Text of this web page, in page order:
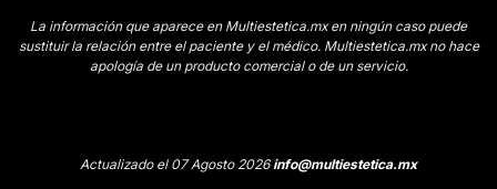
La información que aparece en Multiestetica.mx en ningún caso puede
sustituir la relación entre el paciente y el médico. Multiestetica.mx no hace
apología de un producto comercial o de un servicio.
Actualizado el 07 Agosto 2026info@multiestetica.mx